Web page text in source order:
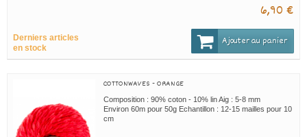
6,90 €
Derniers articles
en stock
Ajouter au panier
COTTONWAVES - ORANGE
Composition : 90% coton - 10% lin Aig : 5-8 mm
Environ 60m pour 50g Echantillon : 12-15 mailles pour 10
cm